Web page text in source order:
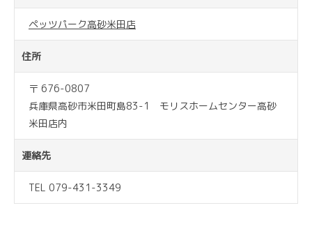
ペッツパーク高砂米田店
住所
〒 676-0807
兵庫県高砂市米田町島83-1 モリスホームセンター高砂
米田店内
連絡先
TEL 079-431-3349